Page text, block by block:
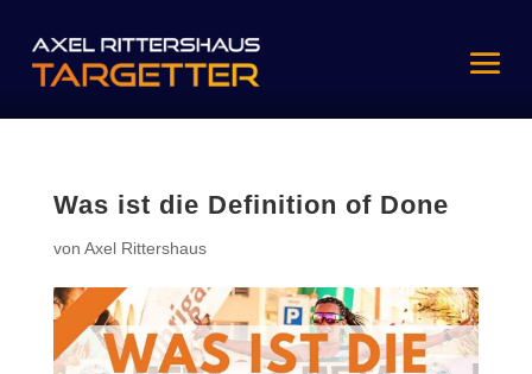
Was ist die Definition of Done
von Axel Rittershaus